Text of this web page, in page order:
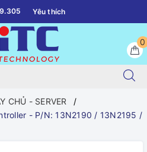
Yêu thích
0
CHỦ - SERVER
- P/N: 13N2190 / 13N2195 /